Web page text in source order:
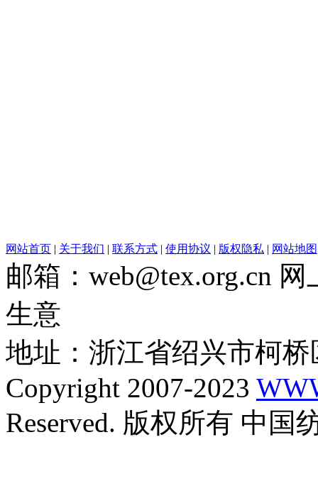
网站首页 | 关于我们 | 联系方式 | 使用协议 | 版权隐私 | 网站地图
邮箱：web@tex.org.cn
生意
地址：浙江省绍兴市柯
Copyright 2007-2023
Reserved. 版权所有 中国